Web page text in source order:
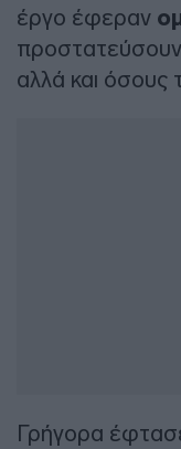
έργο έφεραν
προστατεύσουν
αλλά και όσους
Γρήγορα